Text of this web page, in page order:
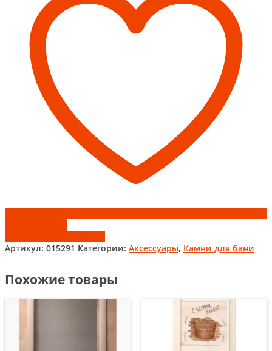
Хакасия
Артикул: 015291 Категории: Аксессуары, Камни для бани
Похожие товары